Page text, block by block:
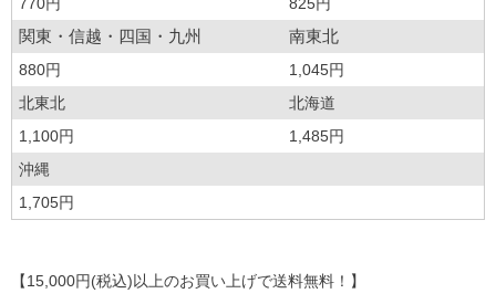
関東・信越・四国・九州 南東北
880円
1,045円
北東北
北海道
1,100円
1,485円
沖縄
1,705円
【15,000円(税込)以上のお買い上げで送料無料！】